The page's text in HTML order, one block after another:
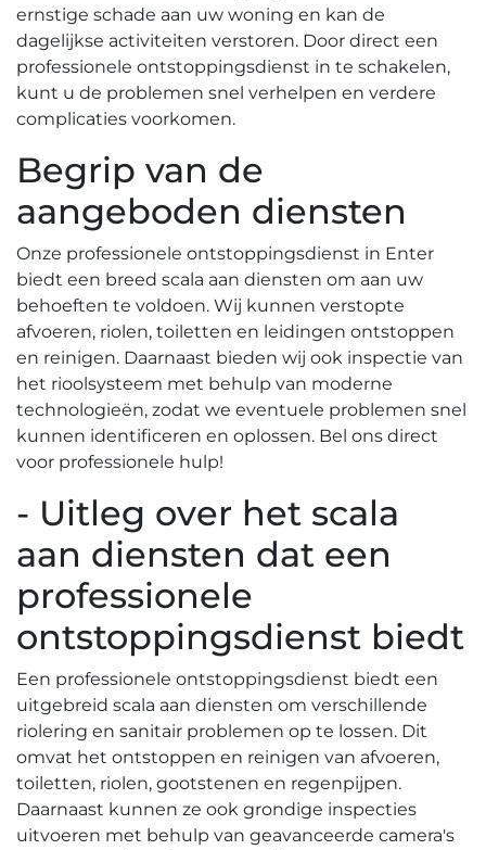
ernstige schade aan uw woning en kan de
dagelijkse activiteiten verstoren.​ Door direct een
professionele ontstoppingsdienst in te schakelen,
kunt u de problemen snel verhelpen en verdere
complicaties voorkomen.​
Begrip van de
aangeboden diensten
Onze professionele ontstoppingsdienst in Enter
biedt een breed scala aan diensten om aan uw
behoeften te voldoen.​ Wij kunnen verstopte
afvoeren, riolen, toiletten en leidingen ontstoppen
en reinigen.​ Daarnaast bieden wij ook inspectie van
het rioolsysteem met behulp van moderne
technologieën, zodat we eventuele problemen snel
kunnen identificeren en oplossen.​ Bel ons direct
voor professionele hulp!
- Uitleg over het scala
aan diensten dat een
professionele
ontstoppingsdienst biedt
Een professionele ontstoppingsdienst biedt een
uitgebreid scala aan diensten om verschillende
riolering en sanitair problemen op te lossen.​ Dit
omvat het ontstoppen en reinigen van afvoeren,
toiletten, riolen, gootstenen en regenpijpen.​
Daarnaast kunnen ze ook grondige inspecties
uitvoeren met behulp van geavanceerde camera's